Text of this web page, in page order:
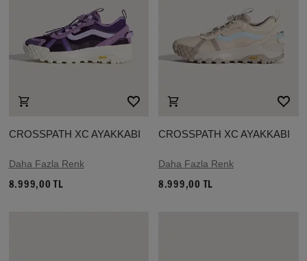
CROSSPATH XC AYAKKABI
Daha Fazla Renk
8.999,00 TL
CROSSPATH XC AYAKKABI
Daha Fazla Renk
8.999,00 TL